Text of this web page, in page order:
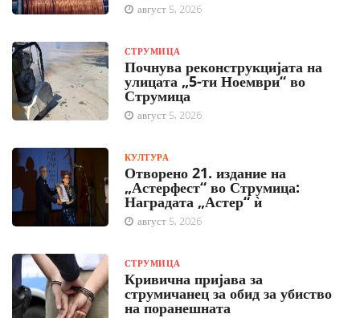
август 5, 2026
СТРУМИЦА
Почнува реконструкцијата на
улицата „5-ти Ноември“ во
Струмица
август 5, 2026
КУЛТУРА
Отворено 21. издание на
„Астерфест“ во Струмица:
Наградата „Астер“ ѝ
август 5, 2026
СТРУМИЦА
Кривична пријава за
струмичанец за обид за убиство
на поранешната